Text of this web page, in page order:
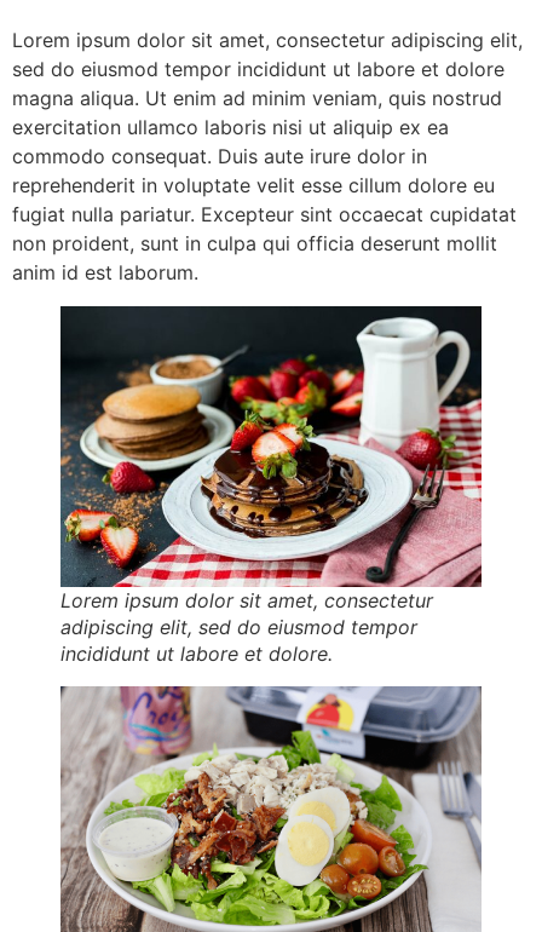
Lorem ipsum dolor sit amet, consectetur adipiscing elit,
sed do eiusmod tempor incididunt ut labore et dolore
magna aliqua. Ut enim ad minim veniam, quis nostrud
exercitation ullamco laboris nisi ut aliquip ex ea
commodo consequat. Duis aute irure dolor in
reprehenderit in voluptate velit esse cillum dolore eu
fugiat nulla pariatur. Excepteur sint occaecat cupidatat
non proident, sunt in culpa qui officia deserunt mollit
anim id est laborum.
Lorem ipsum dolor sit amet, consectetur
adipiscing elit, sed do eiusmod tempor
incididunt ut labore et dolore.